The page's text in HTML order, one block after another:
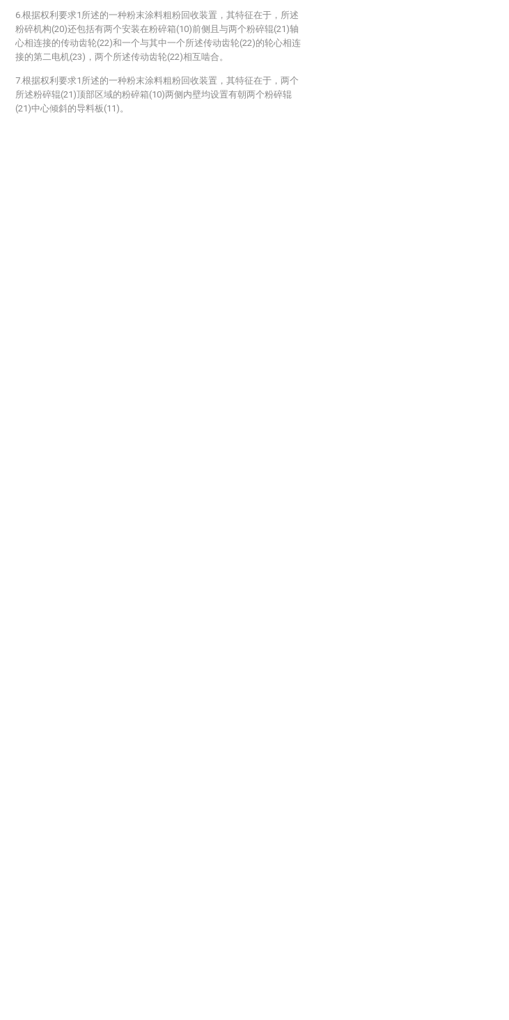
6.根据权利要求1所述的一种粉末涂料粗粉回收装置，其特征在于，所述
粉碎机构(20)还包括有两个安装在粉碎箱(10)前侧且与两个粉碎辊(21)轴
心相连接的传动齿轮(22)和一个与其中一个所述传动齿轮(22)的轮心相连
接的第二电机(23)，两个所述传动齿轮(22)相互啮合。
7.根据权利要求1所述的一种粉末涂料粗粉回收装置，其特征在于，两个
所述粉碎辊(21)顶部区域的粉碎箱(10)两侧内壁均设置有朝两个粉碎辊
(21)中心倾斜的导料板(11)。